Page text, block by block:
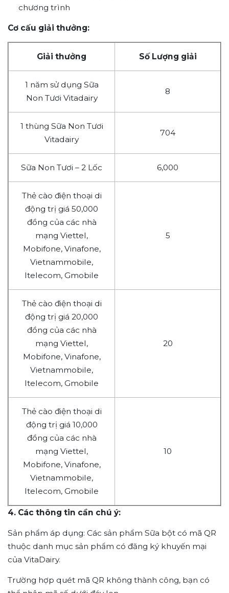
chương trình
Cơ cấu giải thưởng:
Giải thưởng Số Lượng giải
1 năm sử dụng Sữa
Non Tươi Vitadairy
8
1 thùng Sữa Non Tươi
Vitadairy
704
Sữa Non Tươi – 2 Lốc 6,000
Thẻ cào điện thoại di
động trị giá 50,000
đồng của các nhà
mạng Viettel,
Mobifone, Vinafone,
Vietnammobile,
Itelecom, Gmobile
5
Thẻ cào điện thoại di
động trị giá 20,000
đồng của các nhà
mạng Viettel,
Mobifone, Vinafone,
Vietnammobile,
Itelecom, Gmobile
20
Thẻ cào điện thoại di
động trị giá 10,000
đồng của các nhà
mạng Viettel,
Mobifone, Vinafone,
Vietnammobile,
Itelecom, Gmobile
10
4. Các thông tin cần chú ý:
Sản phẩm áp dụng: Các sản phẩm Sữa bột có mã QR
thuộc danh mục sản phẩm có đăng ký khuyến mại
của VitaDairy.
Trường hợp quét mã QR không thành công, bạn có